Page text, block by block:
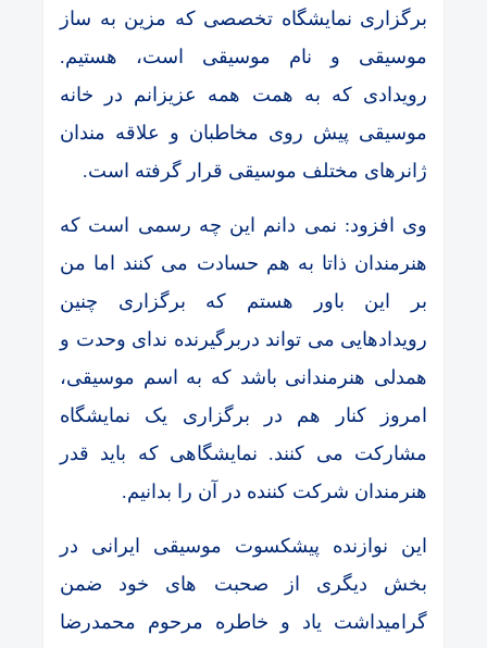
برگزاری نمایشگاه تخصصی که مزین به ساز
موسیقی و نام موسیقی است، هستیم.
رویدادی که به همت همه عزیزانم در خانه
موسیقی پیش روی مخاطبان و علاقه مندان
ژانرهای مختلف موسیقی قرار گرفته است.
وی افزود: نمی دانم این چه رسمی است که
هنرمندان ذاتا به هم حسادت می کنند اما من
بر این باور هستم که برگزاری چنین
رویدادهایی می تواند دربرگیرنده ندای وحدت و
همدلی هنرمندانی باشد که به اسم موسیقی،
امروز کنار هم در برگزاری یک نمایشگاه
مشارکت می کنند. نمایشگاهی که باید قدر
هنرمندان شرکت کننده در آن را بدانیم.
این نوازنده پیشکسوت موسیقی ایرانی در
بخش دیگری از صحبت های خود ضمن
گرامیداشت یاد و خاطره مرحوم محمدرضا